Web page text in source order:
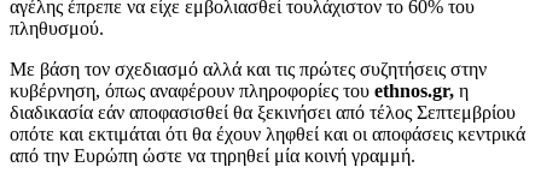
αγέλης έπρεπε να είχε εμβολιασθεί τουλάχιστον το 60% του
πληθυσμού.
Με βάση τον σχεδιασμό αλλά και τις πρώτες συζητήσεις στην
κυβέρνηση, όπως αναφέρουν πληροφορίες του ethnos.gr, η
διαδικασία εάν αποφασισθεί θα ξεκινήσει από τέλος Σεπτεμβρίου
οπότε και εκτιμάται ότι θα έχουν ληφθεί και οι αποφάσεις κεντρικά
από την Ευρώπη ώστε να τηρηθεί μία κοινή γραμμή.